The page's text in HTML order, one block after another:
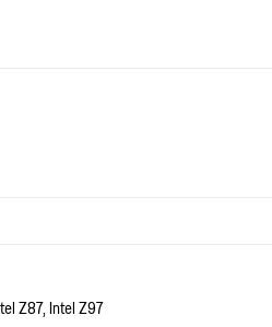
Z87, Intel Z97